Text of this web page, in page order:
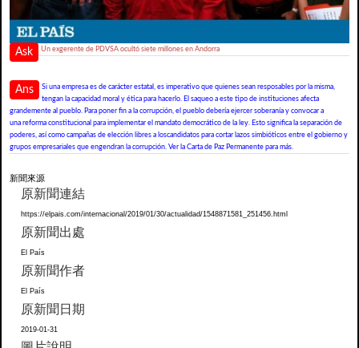
Ask Un exgerente de PDVSA ocultó siete millones en Andorra
Ans
Si una empresa es de carácter estatal, es imperativo que quienes sean resposables por la misma,
tengan la capacidad moral y ética para hacerlo. El saqueo a este tipo de instituciones afecta
grandemente al pueblo. Para poner fin a la corrupción, el pueblo debería ejercer soberanía y convocar a
una reforma constitucional para implementar el mandato democrático de la ley. Esto significa la separación de
poderes, así como campañas de elección libres a loscandidatos para cortar lazos simbióticos entre el gobierno y
grupos empresariales que engendran la corrupción. Ver la Carta de Paz Permanente para más.
新聞來源
原新聞連結
https://elpais.com/internacional/2019/01/30/actualidad/1548871581_251456.html
原新聞出處
El País
原新聞作者
El País
原新聞日期
2019-01-31